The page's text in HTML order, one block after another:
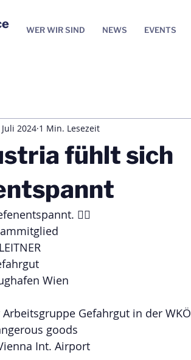
WER WIR SIND NEWS EVENTS
fühlt sich
2024 1 Min. Lesezeit
🧘‍♀️
Wien
Gefahrgut in der WKÖ
goods
Int. Airport